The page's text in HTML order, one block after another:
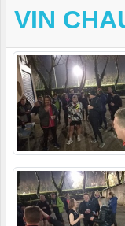
VIN